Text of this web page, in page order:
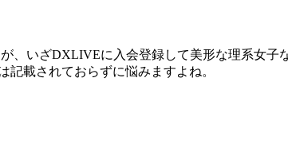
、いざDXLIVEに入会登録して美形な理系女
載されておらずに悩みますよね。